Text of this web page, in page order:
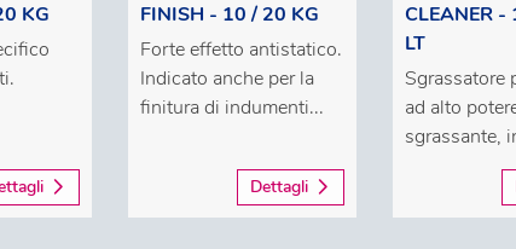
KG
FINISH - 10 / 20 KG
Forte effetto antistatico.
Indicato anche per la
finitura di indumenti...
Dettagli
CLEANER -
LT
Sgrassatore
ad alto
sgrassante,